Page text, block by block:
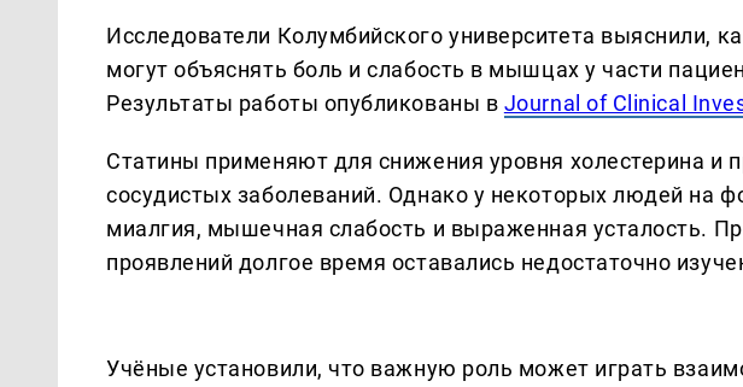
Исследователи Колумбийского университета выяснили,
могут объяснять боль и слабость в мышцах у части
Результаты работы опубликованы в Journal of Clinical
Статины применяют для снижения уровня холестерина и
сосудистых заболеваний. Однако у некоторых людей на
миалгия, мышечная слабость и выраженная усталость.
проявлений долгое время оставались недостаточно
Учёные установили, что важную роль может играть